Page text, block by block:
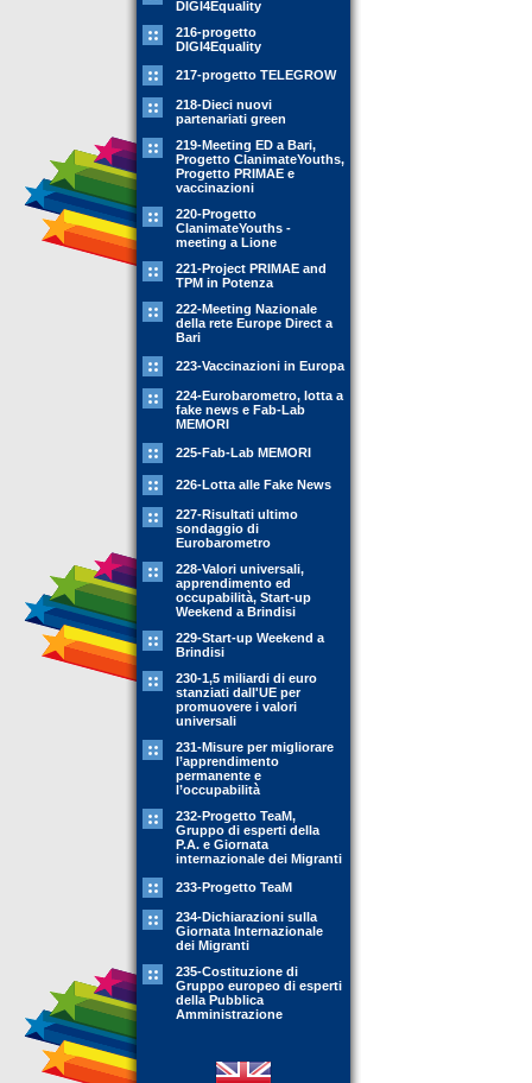
DIGI4Equality
216-progetto
DIGI4Equality
217-progetto TELEGROW
218-Dieci nuovi
partenariati green
219-Meeting ED a Bari,
Progetto ClanimateYouths,
Progetto PRIMAE e
vaccinazioni
220-Progetto
ClanimateYouths -
meeting a Lione
221-Project PRIMAE and
TPM in Potenza
222-Meeting Nazionale
della rete Europe Direct a
Bari
223-Vaccinazioni in Europa
224-Eurobarometro, lotta a
fake news e Fab-Lab
MEMORI
225-Fab-Lab MEMORI
226-Lotta alle Fake News
227-Risultati ultimo
sondaggio di
Eurobarometro
228-Valori universali,
apprendimento ed
occupabilità, Start-up
Weekend a Brindisi
229-Start-up Weekend a
Brindisi
230-1,5 miliardi di euro
stanziati dall'UE per
promuovere i valori
universali
231-Misure per migliorare
l’apprendimento
permanente e
l’occupabilità
232-Progetto TeaM,
Gruppo di esperti della
P.A. e Giornata
internazionale dei Migranti
233-Progetto TeaM
234-Dichiarazioni sulla
Giornata Internazionale
dei Migranti
235-Costituzione di
Gruppo europeo di esperti
della Pubblica
Amministrazione